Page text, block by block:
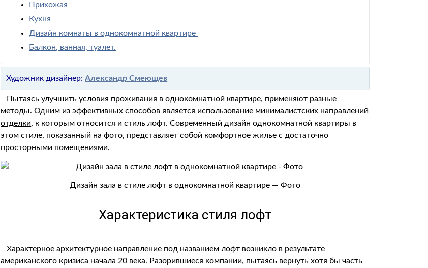
Прихожая
Кухня
Дизайн комнаты в однокомнатной квартире
Балкон, ванная, туалет.
Художник дизайнер:Александр Смеющев
Пытаясь улучшить условия проживания в однокомнатной квартире, применяют разные
методы. Одним из эффективных способов является использование минималистских направлений
отделки, к которым относится и стиль лофт. Современный дизайн однокомнатной квартиры в
этом стиле, показанный на фото, представляет собой комфортное жилье с достаточно
просторными помещениями.
Дизайн зала в стиле лофт в однокомнатной квартире — Фото
Характеристика стиля лофт
Характерное архитектурное направление под названием лофт возникло в результате
американского кризиса начала 20 века. Разорившиеся компании, пытаясь вернуть хотя бы часть